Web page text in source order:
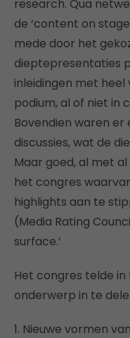
research. Qua
de ‘content on
mede door het
dieptepresentaties
inleidingen met heel
podium, al of niet in
Bovendien waren
discussies, wat de
Maar goed, al met
het congres
highlights aan te
(Media Rating
surface.’
Het congres telde
onderwerp in te
1. Nieuwe vormen